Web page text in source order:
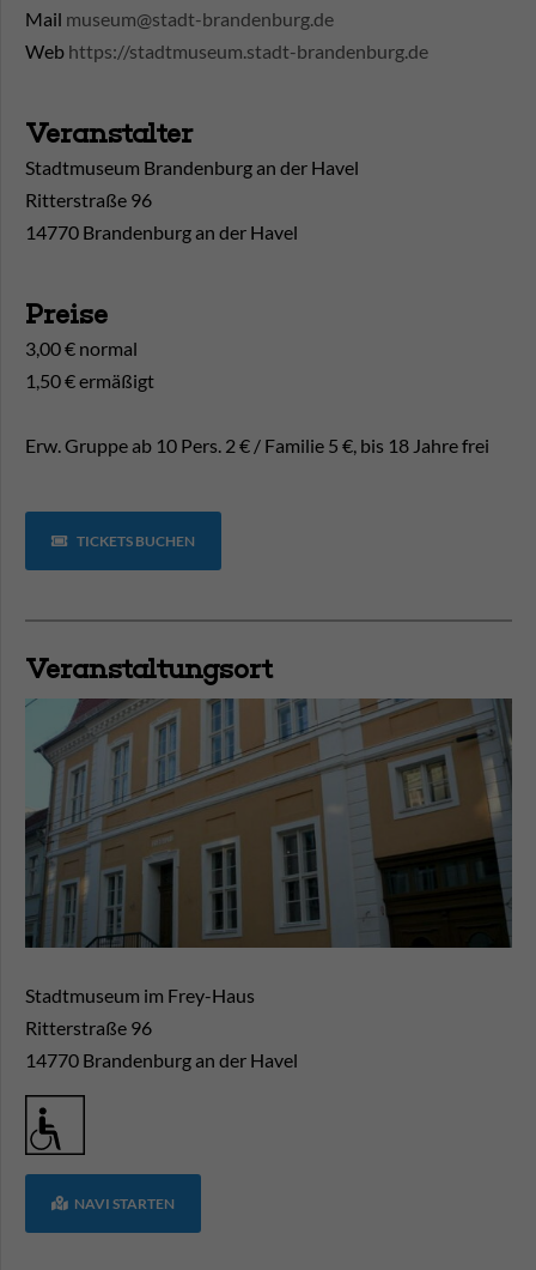
Mail museum@stadt-brandenburg.de
Web https://stadtmuseum.stadt-brandenburg.de
Veranstalter
Stadtmuseum Brandenburg an der Havel
Ritterstraße 96
14770 Brandenburg an der Havel
Preise
3,00 € normal
1,50 € ermäßigt
Erw. Gruppe ab 10 Pers. 2 € / Familie 5 €, bis 18 Jahre frei
TICKETS BUCHEN
Veranstaltungsort
Stadtmuseum im Frey-Haus
Ritterstraße 96
14770 Brandenburg an der Havel
NAVI STARTEN